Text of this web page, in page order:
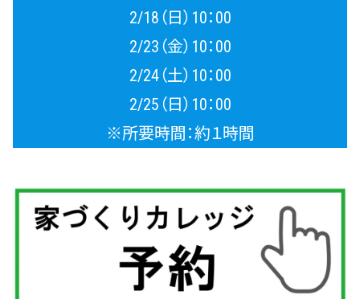
2/18（日）10：00
2/23（金）10：00
2/24（土）10：00
2/25（日）10：00
※所要時間：約１時間